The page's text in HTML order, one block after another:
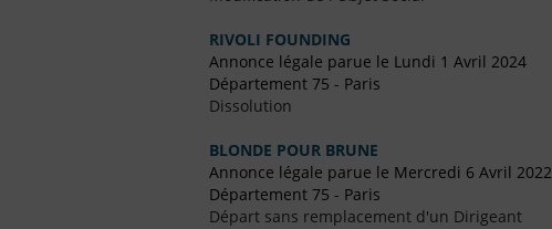
RIVOLI FOUNDING
Annonce légale parue le Lundi 1 Avril 2024
Département 75 - Paris
Dissolution
BLONDE POUR BRUNE
Annonce légale parue le Mercredi 6 Avril 2022
Département 75 - Paris
Départ sans remplacement d'un Dirigeant